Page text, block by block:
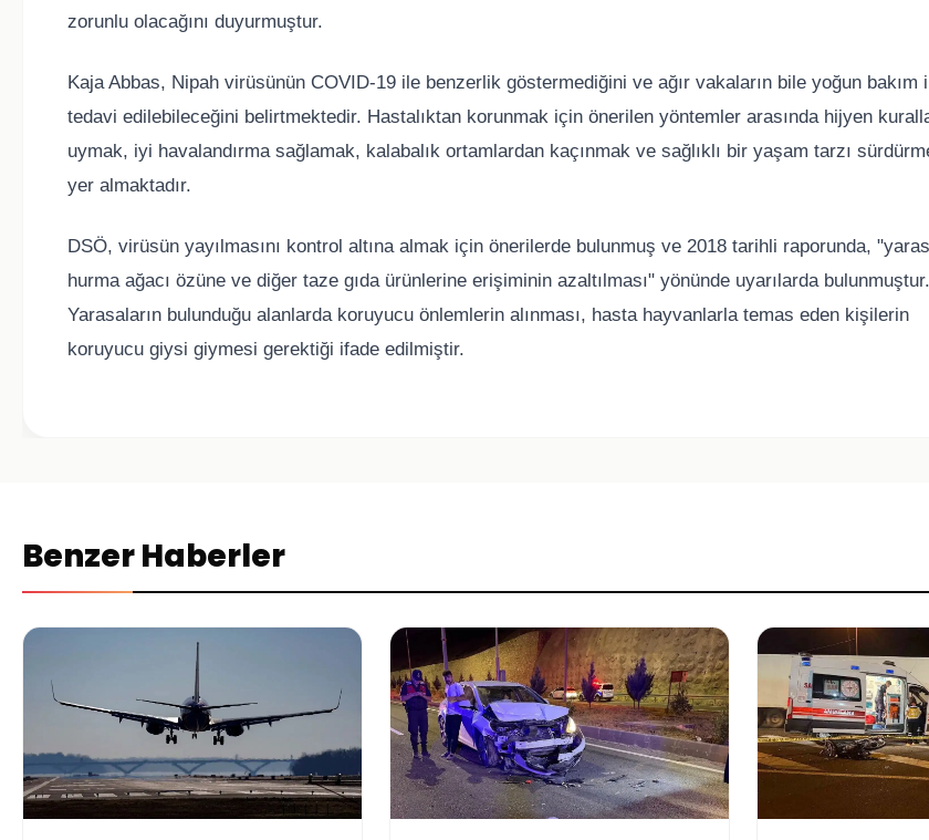
zorunlu olacağını duyurmuştur.
Kaja Abbas, Nipah virüsünün COVID-19 ile benzerlik göstermediğini ve ağır vakaların bile yoğun bakım
tedavi edilebileceğini belirtmektedir. Hastalıktan korunmak için önerilen yöntemler arasında hijyen
uymak, iyi havalandırma sağlamak, kalabalık ortamlardan kaçınmak ve sağlıklı bir yaşam tarzı
yer almaktadır.
DSÖ, virüsün yayılmasını kontrol altına almak için önerilerde bulunmuş ve 2018 tarihli raporunda,
hurma ağacı özüne ve diğer taze gıda ürünlerine erişiminin azaltılması" yönünde uyarılarda bulunmuştur.
Yarasaların bulunduğu alanlarda koruyucu önlemlerin alınması, hasta hayvanlarla temas eden kişilerin
koruyucu giysi giymesi gerektiği ifade edilmiştir.
Benzer Haberler